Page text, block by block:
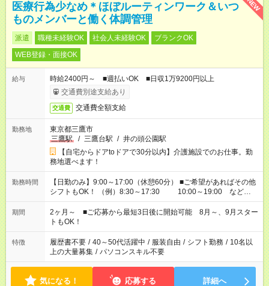
NEW
医療行為少なめ＊ほぼルーティンワーク＆いつ
ものメンバーと働く体調管理
派遣 職種未経験OK 社会人未経験OK
ブランクOK
WEB登録・面接OK
給与
時給2400円～ ■週払いOK ■日収1万9200円以上
交通費別途支給あり
交通費 交通費全額支給
勤務地
東京都三鷹市
三鷹駅
/ 三鷹台駅 / 井の頭公園駅
【自宅からドアtoドアで30分以内】介護施設でのお仕事。勤
務地選べます！
勤務時間
【日勤のみ】9:00～17:00（休憩60分） ■ご希望があればその他
シフトもOK！ （例）8:30～17:30 10:00～19:00 など
「家族とお休みを合わせたい」 「できれば残業はしたくない」
など、あなたのご希望に沿ったお仕事をご紹介します！ ※Wワ
ーク希望の方へ 今ご覧のお仕事で希望する勤務時間と、もう1つ
のお仕事の勤務時間。 合計で週40時間を超える場合は応募でき
ません
期間
2ヶ月～ ■ご応募から最短3日後に開始可能 8月～、9月スター
トもOK！
特徴 履歴書不要 / 40～50代活躍中 / 服装自由 / シフト勤務 / 10名以
上の大量募集 / パソコンスキル不要
気になる！ 応募する 詳細へ